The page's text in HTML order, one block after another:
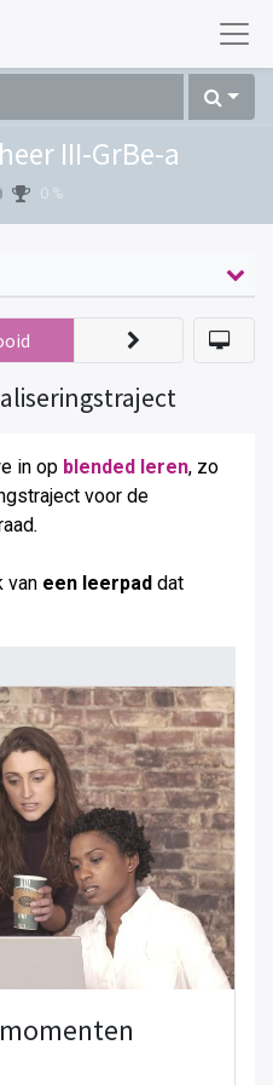
III-GrBe-a
0 %
in op blended leren, zo
voor de
.
van een leerpad dat